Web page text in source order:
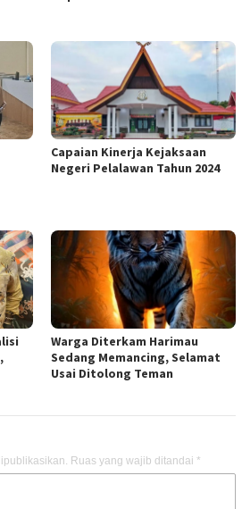
Capaian Kinerja Kejaksaan
Negeri Pelalawan Tahun 2024
Warga Diterkam Harimau
Sedang Memancing, Selamat
Usai Ditolong Teman
Ruas yang wajib ditandai *